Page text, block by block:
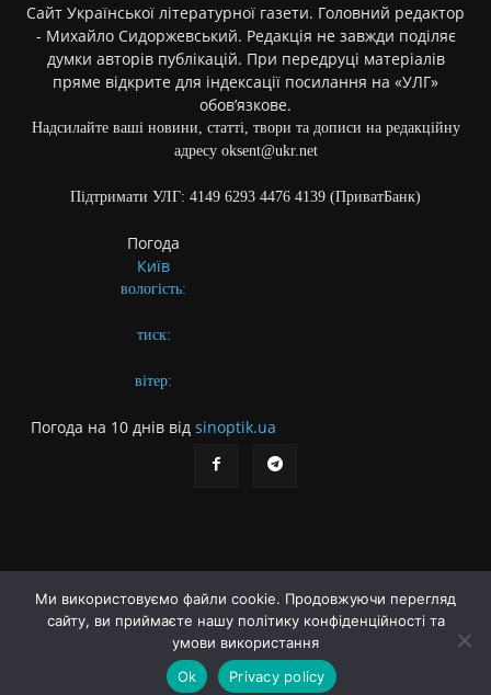
Сайт Української літературної газети. Головний редактор
- Михайло Сидоржевський. Редакція не завжди поділяє
думки авторів публікацій. При передруці матеріалів
пряме відкрите для індексації посилання на «УЛГ»
обов’язкове.
Надсилайте ваші новини, статті, твори та дописи на редакційну
адресу oksent@ukr.net
Підтримати УЛГ: 4149 6293 4476 4139 (ПриватБанк)
Погода
Київ
вологість:
тиск:
вітер:
Погода на 10 днів від sinoptik.ua
Про газету
Правила користування сайтом
Політика конфіденційності
© Українська літературна газета. Заснована 2009 року
Ми використовуємо файли cookie. Продовжуючи перегляд
сайту, ви приймаєте нашу політику конфіденційності та
умови використання
Ok
Privacy policy